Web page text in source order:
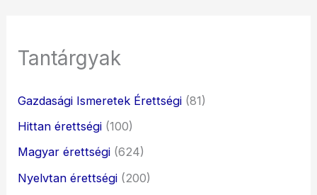
Tantárgyak
Gazdasági Ismeretek Érettségi (81)
Hittan érettségi (100)
Magyar érettségi (624)
Nyelvtan érettségi (200)